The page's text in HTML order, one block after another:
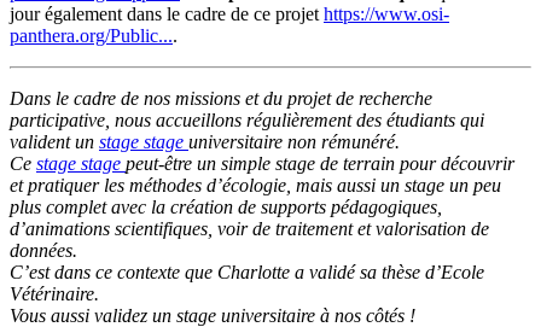
jour également dans le cadre de ce projet https://www.osi-
panthera.org/Public....
Dans le cadre de nos missions et du projet de recherche
participative, nous accueillons régulièrement des étudiants qui
valident un stage stage universitaire non rémunéré.
Ce stage stage peut-être un simple stage de terrain pour découvrir
et pratiquer les méthodes d’écologie, mais aussi un stage un peu
plus complet avec la création de supports pédagogiques,
d’animations scientifiques, voir de traitement et valorisation de
données.
C’est dans ce contexte que Charlotte a validé sa thèse d’Ecole
Vétérinaire.
Vous aussi validez un stage universitaire à nos côtés !